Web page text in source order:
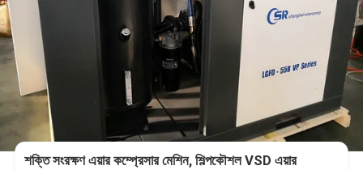
শক্তি সংরক্ষণ এয়ার কম্প্রেসার মেশিন, শিল্পকৌশল VSD এয়ার